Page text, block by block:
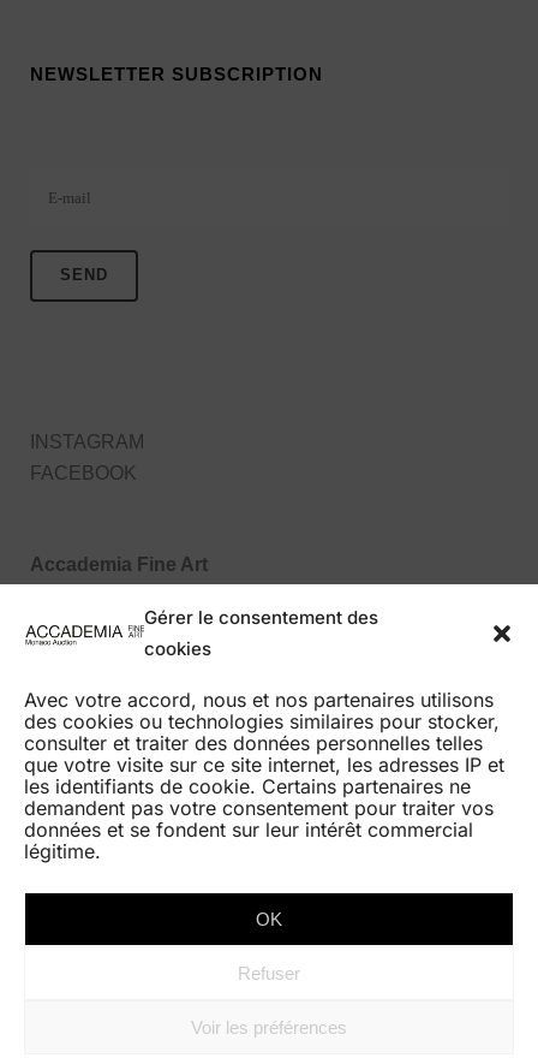
Gérer le consentement des
cookies
Avec votre accord, nous et nos partenaires utilisons
des cookies ou technologies similaires pour stocker,
consulter et traiter des données personnelles telles
que votre visite sur ce site internet, les adresses IP et
les identifiants de cookie. Certains partenaires ne
demandent pas votre consentement pour traiter vos
données et se fondent sur leur intérêt commercial
légitime.
OK
Refuser
Voir les préférences
NEWSLETTER SUBSCRIPTION
INSTAGRAM
FACEBOOK
Accademia Fine Art
98000 Monaco MC
Tel : +377 99 99 86 70
HOME
BEST RESULTS
LA MAISON